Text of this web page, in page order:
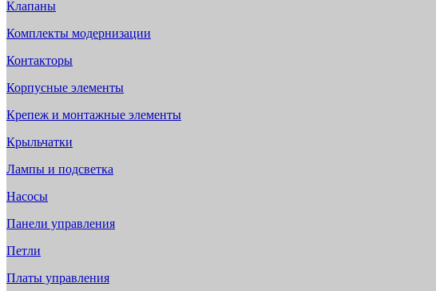
Клапаны
Комплекты модернизации
Контакторы
Корпусные элементы
Крепеж и монтажные элементы
Крыльчатки
Лампы и подсветка
Насосы
Панели управления
Петли
Платы управления